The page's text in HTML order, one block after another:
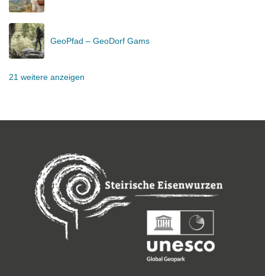
GeoPfad – GeoDorf Gams
21 weitere anzeigen